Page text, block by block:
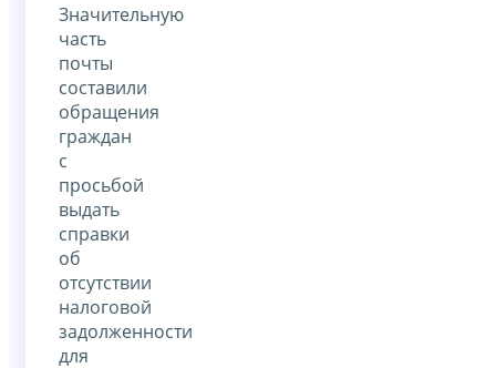
Значительную
часть
почты
составили
обращения
граждан
с
просьбой
выдать
справки
об
отсутствии
налоговой
задолженности
для